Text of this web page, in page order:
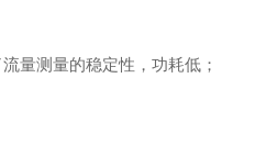
量测量的稳定性，功耗低；